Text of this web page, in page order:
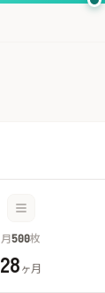
月500枚
28ヶ月